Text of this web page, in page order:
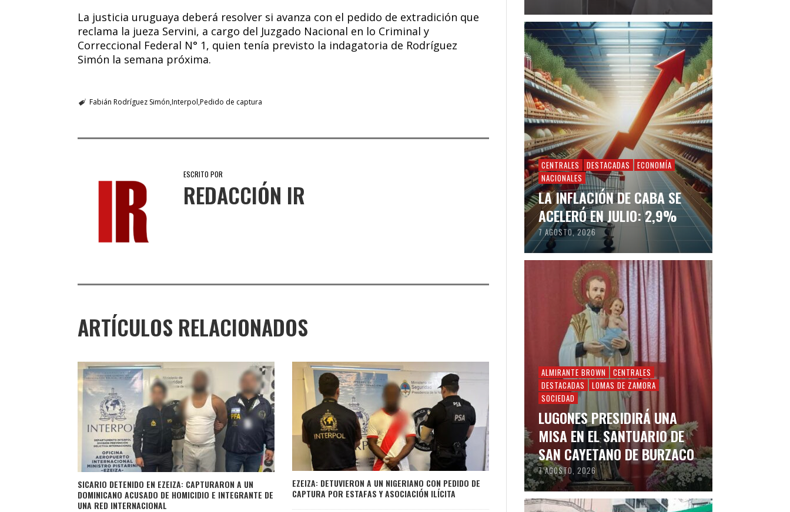
La justicia uruguaya deberá resolver si avanza con el pedido de extradición que
reclama la jueza Servini, a cargo del Juzgado Nacional en lo Criminal y
Correccional Federal N° 1, quien tenía previsto la indagatoria de Rodríguez
Simón la semana próxima.
Fabián Rodríguez Simón Interpol Pedido de captura
ESCRITO POR
REDACCIÓN IR
ARTÍCULOS RELACIONADOS
SICARIO DETENIDO EN EZEIZA: CAPTURARON A UN
DOMINICANO ACUSADO DE HOMICIDIO E INTEGRANTE DE
UNA RED INTERNACIONAL
EZEIZA: DETUVIERON A UN NIGERIANO CON PEDIDO DE
CAPTURA POR ESTAFAS Y ASOCIACIÓN ILÍCITA
CENTRALES DESTACADAS
ECONOMÍA
NACIONALES
LA INFLACIÓN DE CABA SE
ACELERÓ EN JULIO: 2,9%
7 AGOSTO, 2026
ALMIRANTE BROWN
CENTRALES
DESTACADAS
LOMAS DE ZAMORA
SOCIEDAD
LUGONES PRESIDIRÁ UNA
MISA EN EL SANTUARIO DE
SAN CAYETANO DE BURZACO
7 AGOSTO, 2026